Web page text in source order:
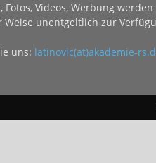
Fotos, Videos, Werbung werden
Weise unentgeltlich zur
uns: latinovic(at)akademie-